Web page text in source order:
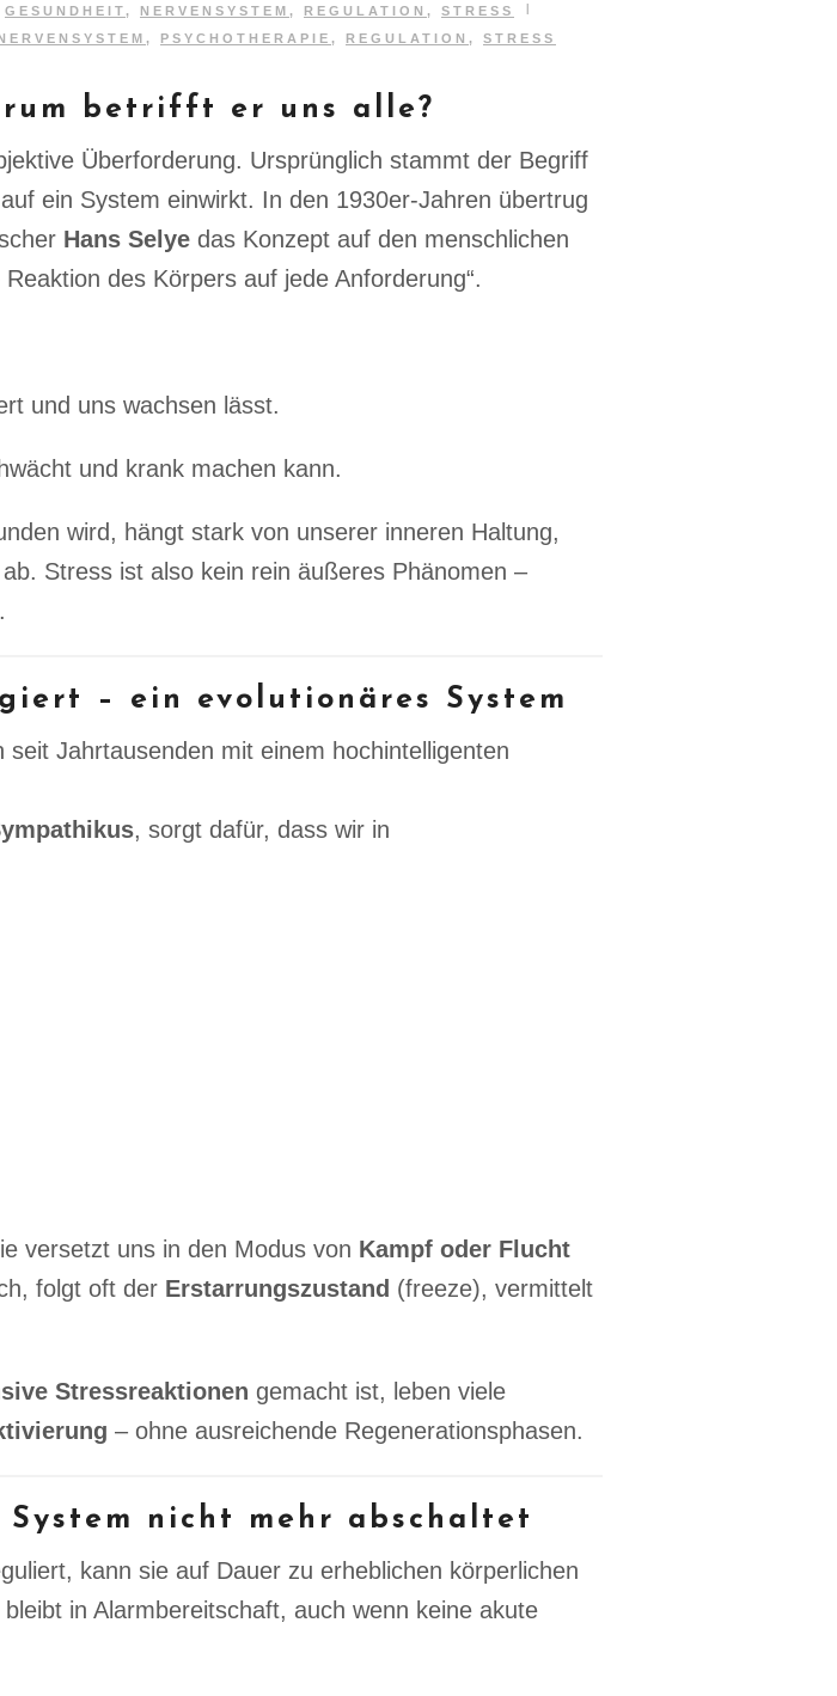
GESUNDHEIT , NERVENSYSTEM , REGULATION , STRESS
, PSYCHOTHERAPIE , REGULATION , STRESS
betrifft er uns alle?
Überforderung. Ursprünglich stammt der Begriff
ein System einwirkt. In den 1930er-Jahren übertrug
Hans Selye das Konzept auf den menschlichen
des Körpers auf jede Anforderung“.
und uns wachsen lässt.
und krank machen kann.
wird, hängt stark von unserer inneren Haltung,
Stress ist also kein rein äußeres Phänomen –
.
– ein evolutionäres System
Jahrtausenden mit einem hochintelligenten
, sorgt dafür, dass wir in
versetzt uns in den Modus von Kampf oder Flucht
folgt oft der Erstarrungszustand (freeze), vermittelt
Stressreaktionen gemacht ist, leben viele
– ohne ausreichende Regenerationsphasen.
System nicht mehr abschaltet
kann sie auf Dauer zu erheblichen körperlichen
in Alarmbereitschaft, auch wenn keine akute